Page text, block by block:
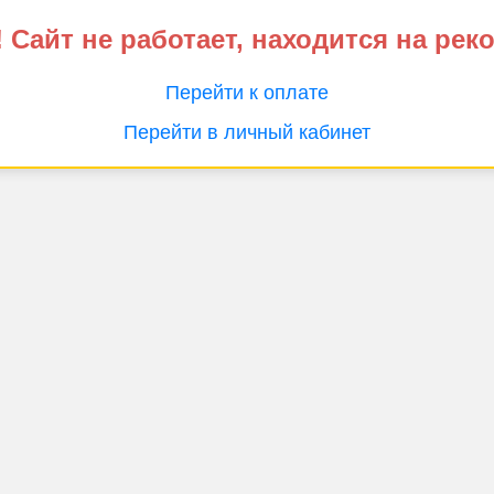
не работает, находится на
Перейти к оплате
Перейти в личный кабинет